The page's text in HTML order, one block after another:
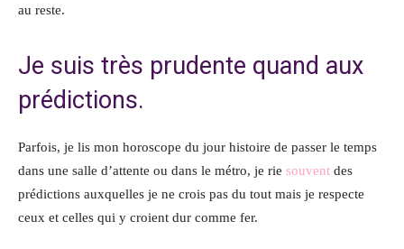
au reste.
Je suis très prudente quand aux
prédictions.
Parfois, je lis mon horoscope du jour histoire de passer le temps
dans une salle d’attente ou dans le métro, je rie souvent des
prédictions auxquelles je ne crois pas du tout mais je respecte
ceux et celles qui y croient dur comme fer.